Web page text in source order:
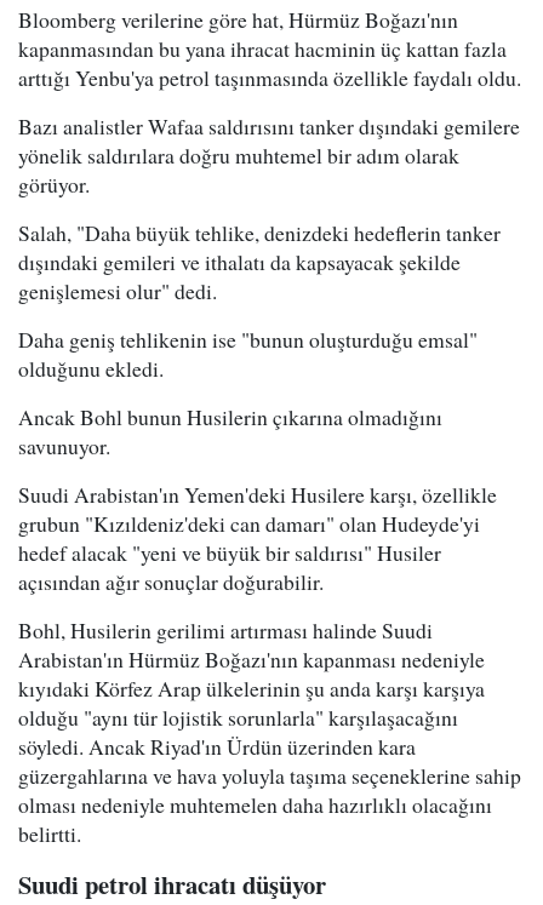
Bloomberg verilerine göre hat, Hürmüz Boğazı'nın
kapanmasından bu yana ihracat hacminin üç kattan fazla
arttığı Yenbu'ya petrol taşınmasında özellikle faydalı oldu.
Bazı analistler Wafaa saldırısını tanker dışındaki gemilere
yönelik saldırılara doğru muhtemel bir adım olarak
görüyor.
Salah, "Daha büyük tehlike, denizdeki hedeflerin tanker
dışındaki gemileri ve ithalatı da kapsayacak şekilde
genişlemesi olur" dedi.
Daha geniş tehlikenin ise "bunun oluşturduğu emsal"
olduğunu ekledi.
Ancak Bohl bunun Husilerin çıkarına olmadığını
savunuyor.
Suudi Arabistan'ın Yemen'deki Husilere karşı, özellikle
grubun "Kızıldeniz'deki can damarı" olan Hudeyde'yi
hedef alacak "yeni ve büyük bir saldırısı" Husiler
açısından ağır sonuçlar doğurabilir.
Bohl, Husilerin gerilimi artırması halinde Suudi
Arabistan'ın Hürmüz Boğazı'nın kapanması nedeniyle
kıyıdaki Körfez Arap ülkelerinin şu anda karşı karşıya
olduğu "aynı tür lojistik sorunlarla" karşılaşacağını
söyledi. Ancak Riyad'ın Ürdün üzerinden kara
güzergahlarına ve hava yoluyla taşıma seçeneklerine sahip
olması nedeniyle muhtemelen daha hazırlıklı olacağını
belirtti.
Suudi petrol ihracatı düşüyor